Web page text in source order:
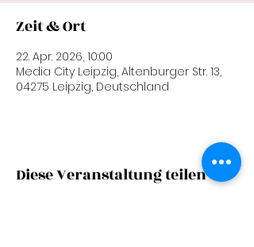
Zeit & Ort
22. Apr. 2026, 10:00
Media City Leipzig, Altenburger Str. 13,
04275 Leipzig, Deutschland
Diese Veranstaltung teilen